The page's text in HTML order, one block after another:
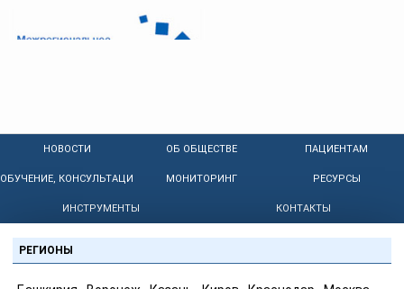
НОВОСТИ ОБ ОБЩЕСТВЕ ПАЦИЕНТАМ
ОБУЧЕНИЕ, КОНСУЛЬТАЦИИ МОНИТОРИНГ РЕСУРСЫ
ИНСТРУМЕНТЫ КОНТАКТЫ
РЕГИОНЫ